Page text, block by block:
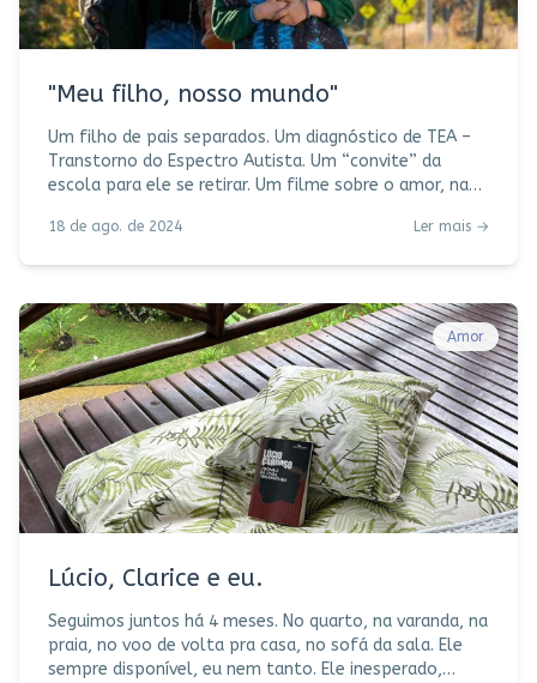
"Meu filho, nosso mundo"
Um filho de pais separados. Um diagnóstico de TEA –
Transtorno do Espectro Autista. Um “convite” da
escola para ele se retirar. Um filme sobre o amor, na
carrega ao expressar os laços entre entre pais e filhos.
brilhante Robert De Niro, que fora das telas tem um
filho autista. E é assim, exatamente do jeito que é,
diagnostica
18 de ago. de 2024 Ler mais →
Amor
Lúcio, Clarice e eu.
Seguimos juntos há 4 meses. No quarto, na varanda, na
praia, no voo de volta pra casa, no sofá da sala. Ele
sempre disponível, eu nem tanto. Ele inesperado,